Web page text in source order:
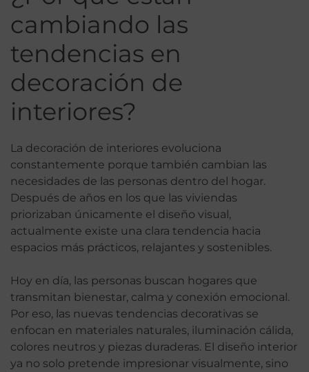
cambiando las
tendencias en
decoración de
interiores?
La decoración de interiores evoluciona
constantemente porque también cambian las
necesidades de las personas dentro del hogar.
Después de años en los que las viviendas
priorizaban únicamente el diseño visual,
actualmente existe una clara tendencia hacia
espacios más prácticos, relajantes y sostenibles.
Hoy en día, las personas buscan hogares que
transmitan bienestar, calma y conexión emocional.
Por eso, las nuevas tendencias decorativas se
enfocan en materiales naturales, iluminación cálida,
colores neutros y piezas duraderas. El diseño interior
ya no solo pretende impresionar visualmente, sino